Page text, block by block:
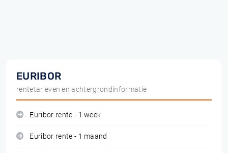
EURIBOR
rentetarieven en achtergrondinformatie
Euribor rente - 1 week
Euribor rente - 1 maand